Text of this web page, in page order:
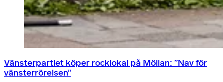
Vänsterpartiet köper rocklokal på Möllan: ”Nav för
vänsterrörelsen”